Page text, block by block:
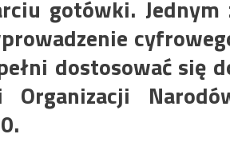
gotówki. Jednym
dostosować się